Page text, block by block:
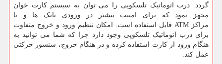
گردد. درب اتوماتیک تلسکوپی را می توان به سیستم کارت خوان
مجهز نمود که برای امنیت بیشتر در ورودی بانک ها و یا
مراکز ATM قابل استفاده است. امکان تنظیم ورود و خروج متفاوت
برای درب اتوماتیک تلسکوپی وجود دارد چرا که شما می توانید به
هنگام ورود از کارت استفاده کرده و در هنگام خروج، سنسور حرکتی
عمل کند.